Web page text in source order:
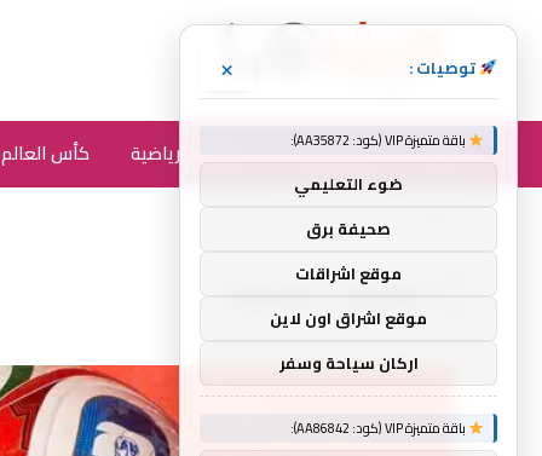
أخبار الرياضة متفرقات رياضية كأس العالم 2026
المنتخبات المشاركة
المنتخبات المشاركة
توصيات : ×
باقة متميزة VIP (كود: AA35872):
ضوء التعليمي
صحيفة برق
موقع اشراقات
موقع اشراق اون لاين
اركان سياحة وسفر
باقة متميزة VIP (كود: AA86842):